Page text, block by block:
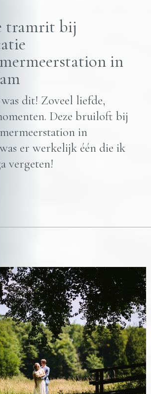
tramrit bij
in
dit! Zoveel liefde,
Deze bruiloft bij
in
er werkelijk één die ik
vergeten!